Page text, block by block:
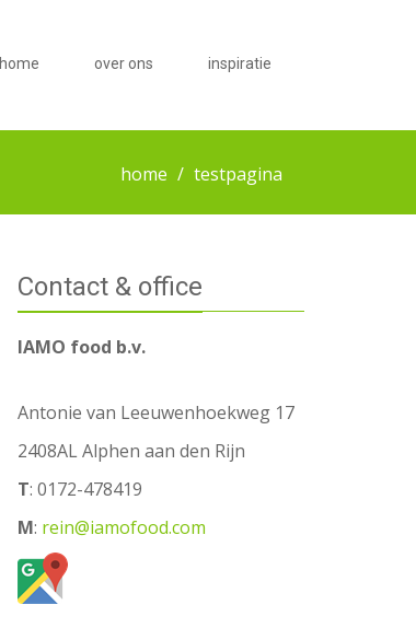
home over ons inspiratie
home testpagina
Contact & office
IAMO food b.v.
Antonie van Leeuwenhoekweg 17
2408AL Alphen aan den Rijn
T: 0172-478419
M: rein@iamofood.com